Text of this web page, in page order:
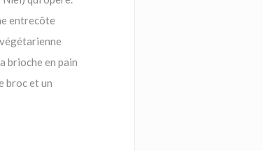
entrecôte
brioche en pain
broc et un